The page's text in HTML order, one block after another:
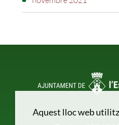
Pl. de la Vila,
Aquest lloc web